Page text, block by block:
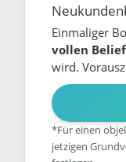
Einmaliger
vollen
wird.
*Für einen
jetzigen